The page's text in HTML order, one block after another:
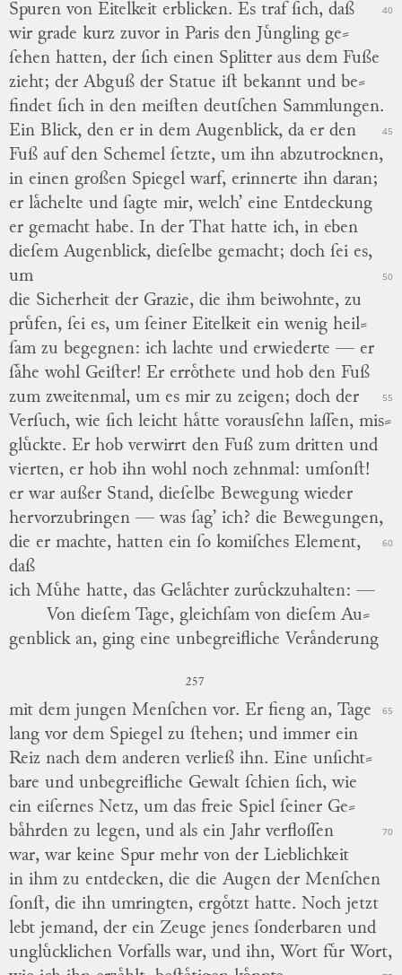
Spuren von Eitelkeit erblicken. Es traf ſich, daß 40
wir grade kurz zuvor in Paris den Juͤngling ge⸗
ſehen hatten, der ſich einen Splitter aus dem Fuße
zieht; der Abguß der Statue iſt bekannt und be⸗
findet ſich in den meiſten deutſchen Sammlungen.
Ein Blick, den er in dem Augenblick, da er den
45
Fuß auf den Schemel ſetzte, um ihn abzutrocknen,
in einen großen Spiegel warf, erinnerte ihn daran;
er laͤchelte und ſagte mir, welch’ eine Entdeckung
er gemacht habe. In der That hatte ich, in eben
dieſem Augenblick, dieſelbe gemacht; doch ſei es,
um
50
die Sicherheit der Grazie, die ihm beiwohnte, zu
pruͤfen, ſei es, um ſeiner Eitelkeit ein wenig heil⸗
ſam zu begegnen: ich lachte und erwiederte — er
ſaͤhe wohl Geiſter! Er erroͤthete und hob den Fuß
zum zweitenmal, um es mir zu zeigen; doch der
55
Verſuch, wie ſich leicht haͤtte vorausſehn laſſen, mis⸗
gluͤckte. Er hob verwirrt den Fuß zum dritten und
vierten, er hob ihn wohl noch zehnmal: umſonſt!
er war außer Stand, dieſelbe Bewegung wieder
hervorzubringen — was ſag’ ich? die Bewegungen,
60
die er machte, hatten ein ſo komiſches Element,
daß
ich Muͤhe hatte, das Gelaͤchter zuruͤckzuhalten: —
Von dieſem Tage, gleichſam von dieſem Au⸗
genblick an, ging eine unbegreifliche Veraͤnderung
257
mit dem jungen Menſchen vor. Er fieng an, Tage 65
lang vor dem Spiegel zu ſtehen; und immer ein
Reiz nach dem anderen verließ ihn. Eine unſicht⸗
bare und unbegreifliche Gewalt ſchien ſich, wie
ein eiſernes Netz, um das freie Spiel ſeiner Ge⸗
baͤhrden zu legen, und als ein Jahr verfloſſen
70
war, war keine Spur mehr von der Lieblichkeit
in ihm zu entdecken, die die Augen der Menſchen
ſonſt, die ihn umringten, ergoͤtzt hatte. Noch jetzt
lebt jemand, der ein Zeuge jenes ſonderbaren und
ungluͤcklichen Vorfalls war, und ihn, Wort fuͤr Wort,